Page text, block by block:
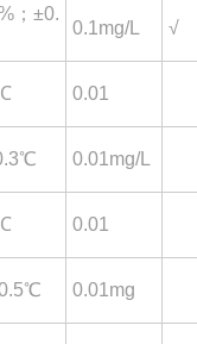
；±0.
0.1mg/L √
0.01
0.01mg/L
0.01
0.01mg